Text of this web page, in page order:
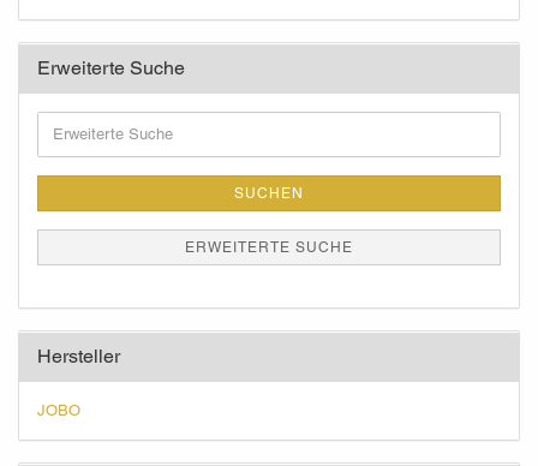
Erweiterte Suche
Suche
SUCHEN
ERWEITERTE SUCHE
Hersteller
JOBO